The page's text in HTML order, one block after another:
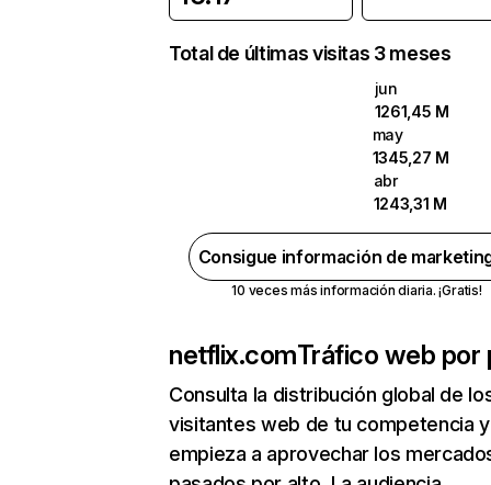
Total de últimas visitas 3 meses
jun
1261,45 M
may
1345,27 M
abr
1243,31 M
Consigue información de
10 veces más información diaria. ¡Gratis!
netflix.comTráfico web por
Consulta la distribución global de
visitantes web de tu competencia y
empieza a aprovechar los